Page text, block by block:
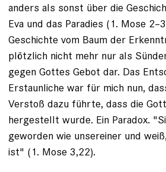
anders als sonst über die
Eva und das Paradies (1. Mose
Geschichte vom Baum der
plötzlich nicht mehr nur als
gegen Gottes Gebot dar. Das
Erstaunliche war für mich nun,
Verstoß dazu führte, dass die
hergestellt wurde. Ein Paradox.
geworden wie unsereiner und
ist" (1. Mose 3,22).